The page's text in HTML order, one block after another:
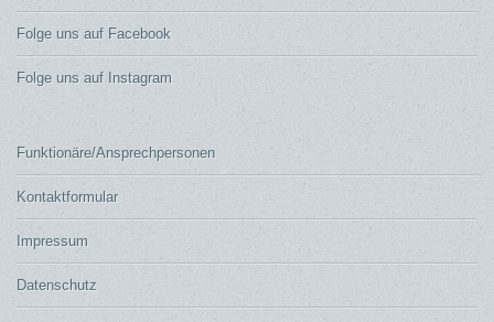
Folge uns auf Facebook
Folge uns auf Instagram
Funktionäre/Ansprechpersonen
Kontaktformular
Impressum
Datenschutz